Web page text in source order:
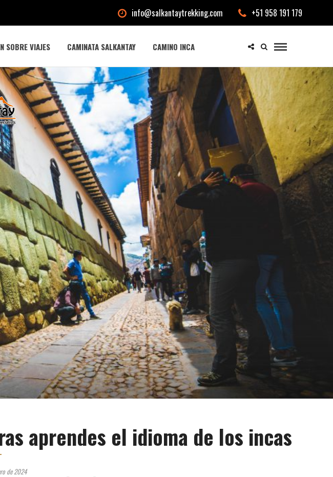
info@salkantaytrekking.com +51 958 191 179
SOBRE VIAJES CAMINATA SALKANTAY CAMINO INCA
aprendes el idioma de los incas
de 2024